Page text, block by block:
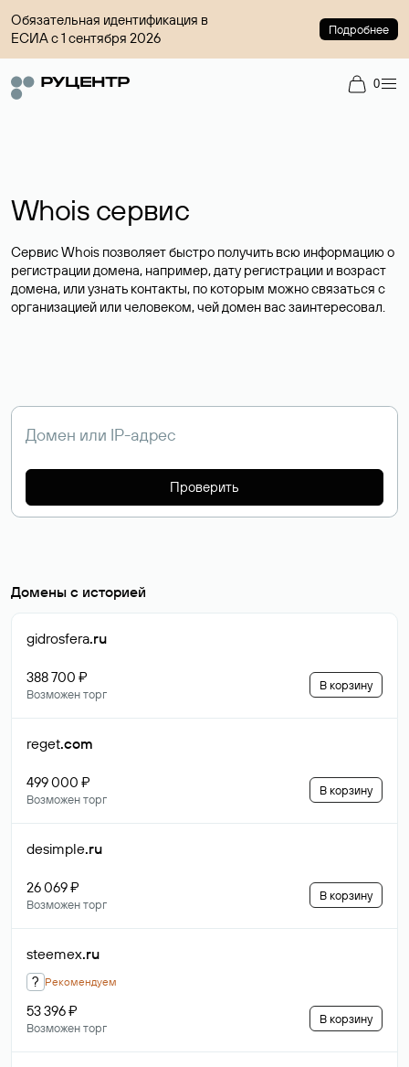
Обязательная идентификация в
ЕСИА с 1 сентября 2026
Подробнее
0
Whois сервис
Сервис Whois позволяет быстро получить всю информацию о
регистрации домена, например, дату регистрации и возраст
домена, или узнать контакты, по которым можно связаться с
организацией или человеком, чей домен вас заинтересовал.
Проверить
Домены с историей
gidrosfera.ru
388 700 ₽
Возможен торг
В корзину
reget.com
499 000 ₽
Возможен торг
В корзину
desimple.ru
26 069 ₽
Возможен торг
В корзину
steemex.ru
? Рекомендуем
53 396 ₽
Возможен торг
В корзину